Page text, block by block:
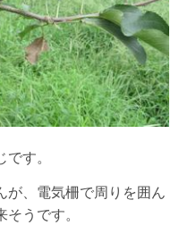
す。
が、電気柵で周りを囲ん
うです。